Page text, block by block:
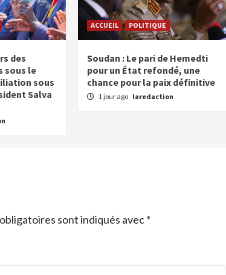
des
sous le
sous
Salva
ACCUEIL POLITIQUE
Soudan : Le pari de Hemedti
pour un État refondé, une
chance pour la paix définitive
1 jour ago laredaction
sont indiqués avec*